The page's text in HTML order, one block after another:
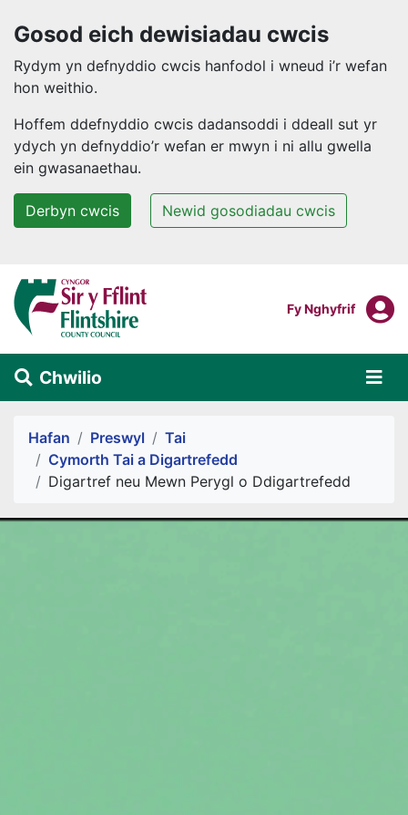
Gosod eich dewisiadau cwcis
Rydym yn defnyddio cwcis hanfodol i wneud i’r wefan
hon weithio.
Hoffem ddefnyddio cwcis dadansoddi i ddeall sut yr
ydych yn defnyddio’r wefan er mwyn i ni allu gwella
ein gwasanaethau.
Derbyn cwcis Newid gosodiadau cwcis
Neidio i'r prif gynnwys
Mewngofnodi I
Fy Nghyfrif
Chwilio
Alert Section
Hafan Preswyl
Tai
Cymorth Tai a Digartrefedd
Digartref neu Mewn Perygl o Ddigartrefedd